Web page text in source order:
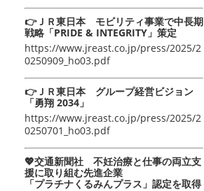
👉ＪＲ東日本 モビリティ事業で中長期
戦略「PRIDE & INTEGRITY」策定
https://www.jreast.co.jp/press/2025/2
0250909_ho03.pdf
👉ＪＲ東日本 グループ経営ビジョン
「勇翔 2034」
https://www.jreast.co.jp/press/2025/2
0250701_ho03.pdf
💖交通新聞社 不妊治療と仕事の両立支
援に取り組む先進企業
「プラチナくるみんプラス」認定を取得